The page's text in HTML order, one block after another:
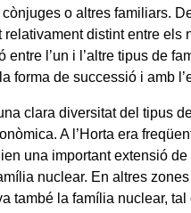
o altres familiars.
distint entre els
l’un i l’altre tipus de
forma de successió i amb
clara diversitat del tipus
A l’Horta era
una important extensió
nuclear. En altres
també la família nuclear,